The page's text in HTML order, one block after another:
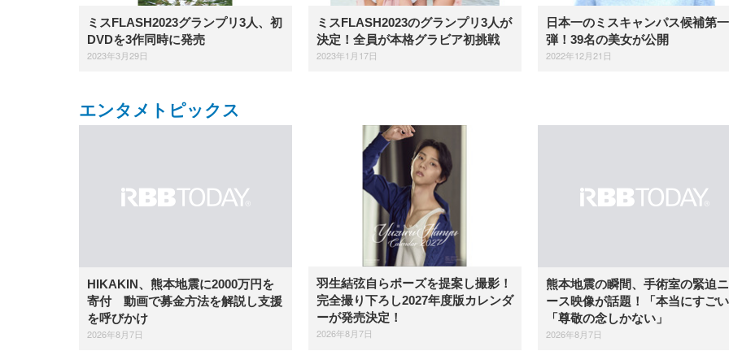
ミスFLASH2023グランプリ3人、初
DVDを3作同時に発売
2023年3月29日
ミスFLASH2023のグランプリ3人が
決定！全員が本格グラビア初挑戦
2023年1月17日
日本一のミスキャンパス候補第一
弾！39名の美女が公開
2022年12月21日
エンタメトピックス
HIKAKIN、熊本地震に2000万円を
寄付 動画で募金方法を解説し支援
を呼びかけ
2026年8月7日
羽生結弦自らポーズを提案し撮影！
完全撮り下ろし2027年度版カレンダ
ーが発売決定！
2026年8月7日
熊本地震の瞬間、手術室の緊迫
ース映像が話題！「本当にすご
「尊敬の念しかない」
2026年8月7日